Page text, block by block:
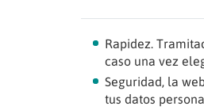
Rapidez.
caso una vez
Seguridad, la
tus datos